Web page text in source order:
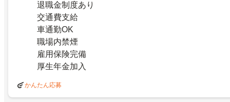
退職金制度あり
交通費支給
車通勤OK
職場内禁煙
雇用保険完備
厚生年金加入
かんたん応募